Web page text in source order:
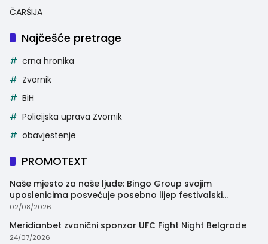
ČARŠIJA
Najčešće pretrage
crna hronika
Zvornik
BiH
Policijska uprava Zvornik
obavjestenje
PROMOTEXT
Naše mjesto za naše ljude: Bingo Group svojim
uposlenicima posvećuje posebno lijep festivalski
trenutak
02/08/2026
Meridianbet zvanični sponzor UFC Fight Night Belgrade
24/07/2026